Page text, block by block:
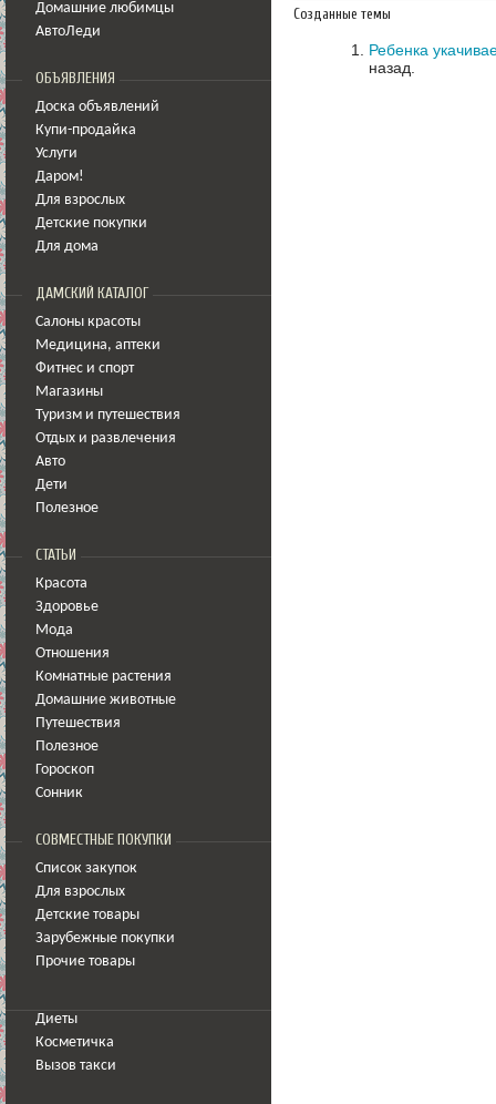
Домашние любимцы
АвтоЛеди
ОБЪЯВЛЕНИЯ
Доска объявлений
Купи-продайка
Услуги
Даром!
Для взрослых
Детские покупки
Для дома
ДАМСКИЙ КАТАЛОГ
Салоны красоты
Медицина, аптеки
Фитнес и спорт
Магазины
Туризм и путешествия
Отдых и развлечения
Авто
Дети
Полезное
СТАТЬИ
Красота
Здоровье
Мода
Отношения
Комнатные растения
Домашние животные
Путешествия
Полезное
Гороскоп
Сонник
СОВМЕСТНЫЕ ПОКУПКИ
Список закупок
Для взрослых
Детские товары
Зарубежные покупки
Прочие товары
Диеты
Косметичка
Вызов такси
Созданные темы
Ребенка
назад.